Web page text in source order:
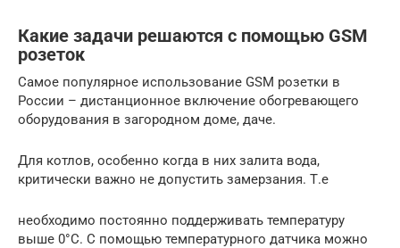
Какие задачи решаются с помощью GSM
розеток
Самое популярное использование GSM розетки в
России – дистанционное включение обогревающего
оборудования в загородном доме, даче.
Для котлов, особенно когда в них залита вода,
критически важно не допустить замерзания. Т.е
необходимо постоянно поддерживать температуру
выше 0°С. С помощью температурного датчика можно